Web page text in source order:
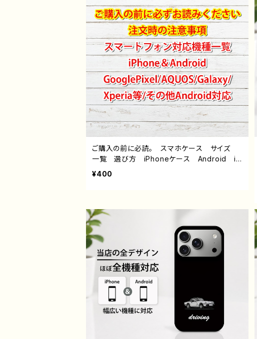
ご購入の前に必読。 スマホケース サイズ
一覧 選び方 iPhoneケース Android iP
hone17/16/15/14/13/12/11 Galaxy Xperi
¥400